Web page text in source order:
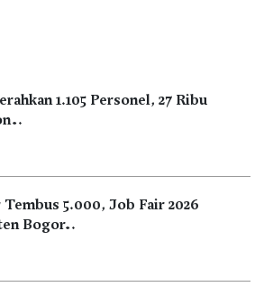
1.105 Personel, 27 Ribu
Tembus 5.000, Job Fair 2026
Bogor…